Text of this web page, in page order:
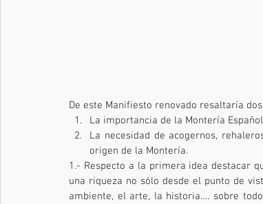
De este Manifiesto renovado resaltaría
La importancia de la Montería
La necesidad de acogernos,
origen de la Montería.
1.- Respecto a la primera idea destacar
una riqueza no sólo desde el punto de
ambiente, el arte, la historia…. sobre